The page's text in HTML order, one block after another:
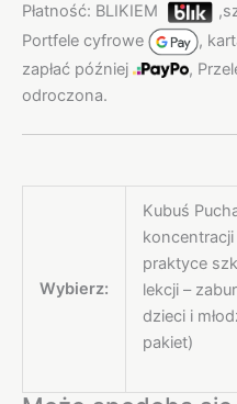
Płatność: BLIKIEM ,
Portfele cyfrowe
,
zapłać później
,
odroczona.
Wybierz:
Kubuś
koncentracji
praktyce
lekcji –
dzieci i
pakiet)